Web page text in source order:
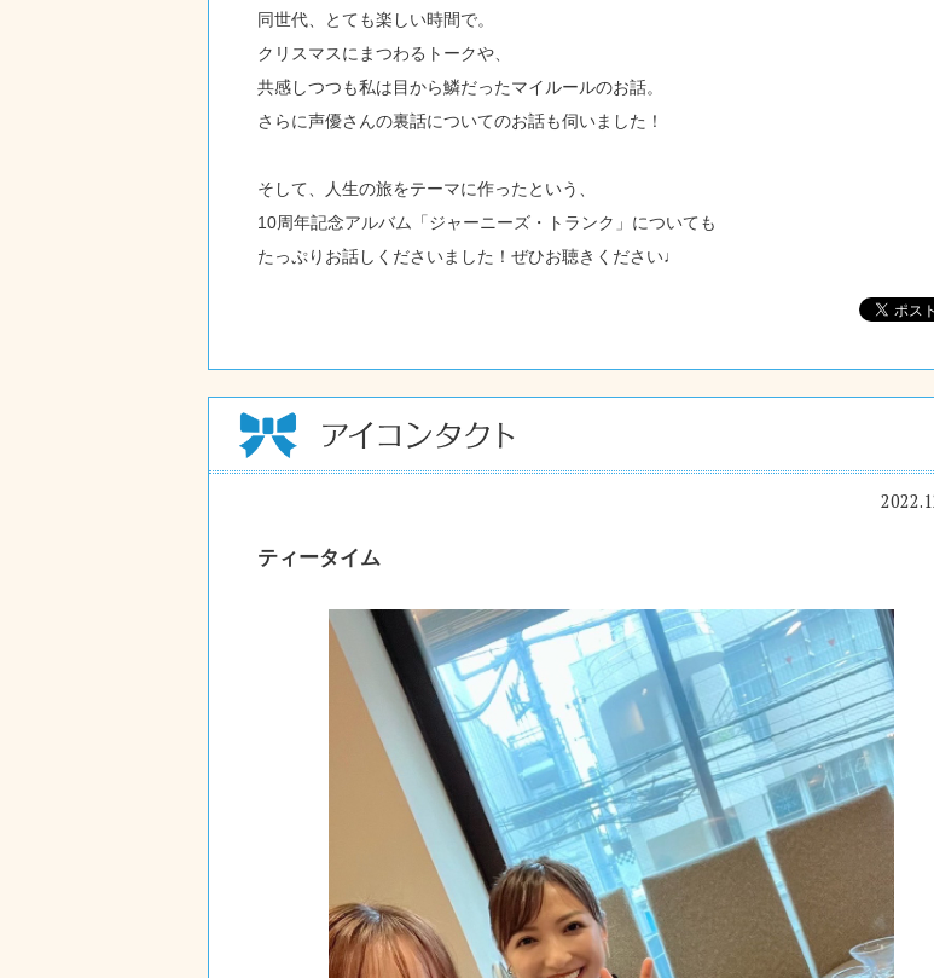
同世代、とても楽しい時間で。
クリスマスにまつわるトークや、
共感しつつも私は目から鱗だったマイルールのお話。
さらに声優さんの裏話についてのお話も伺いました！
そして、人生の旅をテーマに作ったという、
10周年記念アルバム「ジャーニーズ・トランク」についても
たっぷりお話しくださいました！ぜひお聴きください♩
ティータイム